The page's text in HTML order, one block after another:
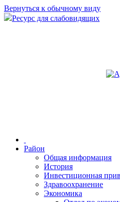
Вернуться к обычному виду
Ресурс для слабовидящих
Район
Общая информация
История
Инвестиционная
Здравоохранение
Экономика